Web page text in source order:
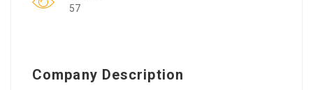
57
Company Description